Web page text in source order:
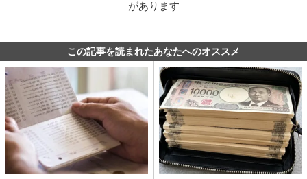
があります
この記事を読まれたあなたへのオススメ